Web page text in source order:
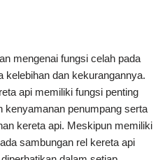
mengenai fungsi celah pada
kelebihan dan kekurangannya.
api memiliki fungsi penting
kenyamanan penumpang serta
kereta api. Meskipun memiliki
sambungan rel kereta api